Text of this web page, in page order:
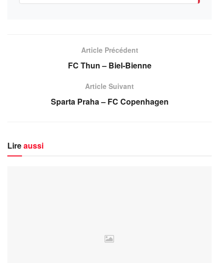
Article Précédent
FC Thun – Biel-Bienne
Article Suivant
Sparta Praha – FC Copenhagen
Lireaussi